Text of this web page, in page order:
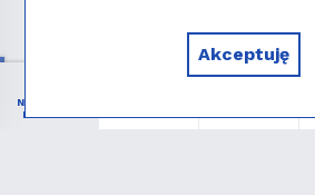
NIEZBĘDNIK
KATOLIKA
Akceptuję